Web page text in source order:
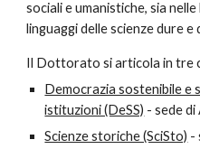
sociali e umanistiche, sia
linguaggi delle scienze dure e
Il Dottorato si articola in tre
Democrazia sostenibile e
istituzioni (DeSS) - sede di
Scienze storiche (SciSto) -